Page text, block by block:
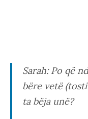
Sarah:Po që
bëre vetë
ta bëja unë?